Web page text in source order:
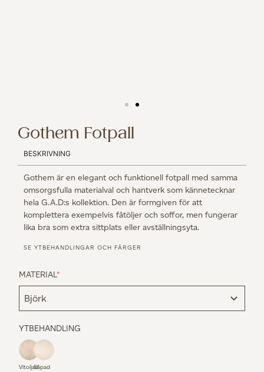
Gothem Fotpall
BESKRIVNING
Gothem är en elegant och funktionell fotpall med samma
omsorgsfulla materialval och hantverk som kännetecknar
hela G.A.D:s kollektion. Den är formgiven för att
komplettera exempelvis fåtöljer och soffor, men fungerar
lika bra som extra sittplats eller avställningsyta.
SE YTBEHANDLINGAR OCH FÄRGER
MATERIAL*
YTBEHANDLING
VitoljadSåpad